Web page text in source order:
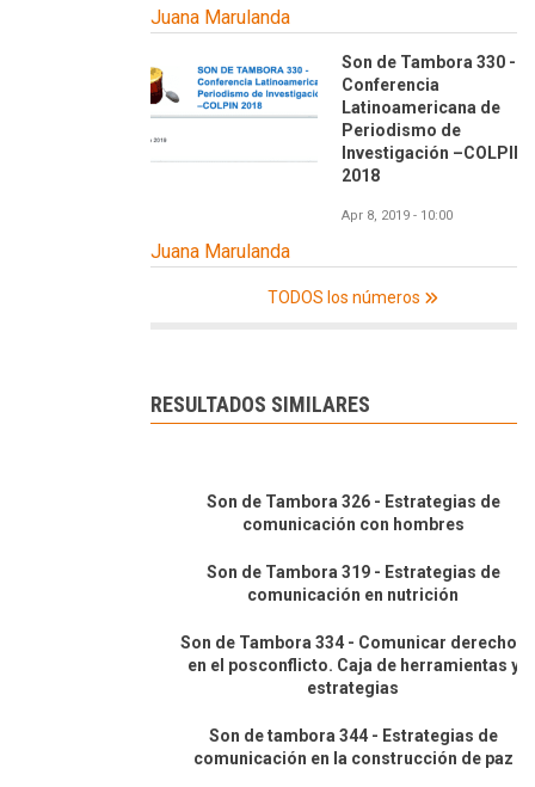
Juana Marulanda
Son de Tambora 330 -
Conferencia
Latinoamericana de
Periodismo de
Investigación –COLPIN
2018
Apr 8, 2019 - 10:00
Juana Marulanda
TODOS los números
RESULTADOS SIMILARES
Son de Tambora 326 - Estrategias de
comunicación con hombres
Son de Tambora 319 - Estrategias de
comunicación en nutrición
Son de Tambora 334 - Comunicar derechos
en el posconflicto. Caja de herramientas y
estrategias
Son de tambora 344 - Estrategias de
comunicación en la construcción de paz